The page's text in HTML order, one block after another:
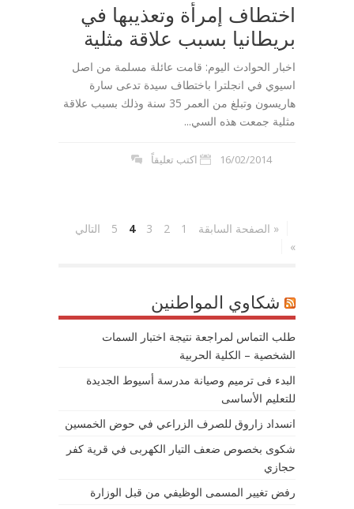
اختطاف إمرأة وتعذيبها في
بريطانيا بسبب علاقة مثلية
اخبار الحوادث اليوم: قامت عائلة مسلمة من اصل
اسيوي في انجلترا باختطاف سيدة تدعى سارة
هاريسون وتبلغ من العمر 35 سنة وذلك بسبب علاقة
مثلية جمعت هذه السي...
16/02/2014 اكتب تعليقاً
« الصفحة السابقة 1
2
3
4
5
التالي
»
شكاوي المواطنين
طلب التماس لمراجعة نتيجة اختبار السمات
الشخصية – الكلية الحربية
البدء فى ترميم وصيانة مدرسة أسيوط الجديدة
للتعليم الأساسى
انسداد زاروق للصرف الزراعي في حوض الخمسين
شكوى بخصوص ضعف التيار الكهربى في قرية كفر
حجازي
رفض تغيير المسمى الوظيفي من قبل الوزارة